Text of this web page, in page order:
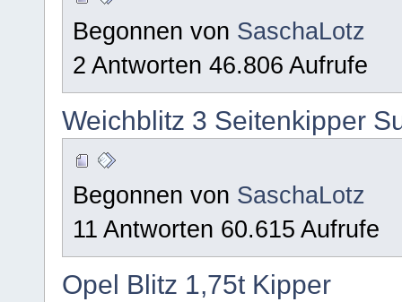
Begonnen von SaschaLotz
2 Antworten 46.806 Aufrufe
Weichblitz 3 Seitenkipper
Begonnen von SaschaLotz
11 Antworten 60.615 Aufrufe
Opel Blitz 1,75t Kipper